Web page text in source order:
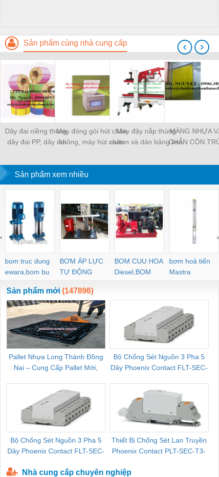
Sản phẩm cùng nhà cung cấp
Dây đai niềng thùng,
dây đai PP, dây đai
Máy đóng gói hút chân
không, máy hút chân
Máy đậy nắp thùng
carton và dán băng keo
MÀNG NHỰA
CHẮN CÔN
KHO LẠNH,
‹ ›
Sản phẩm xem nhiều
bom truc dung
ewara,bom bu
ewara
BƠM ÁP LỰC
TỰ ĐỘNG
BOM CUU HOA
Diesel,BOM
CHUA CHAY
bơm hoả tiển
Mastra
‹ ›
Sản phẩm mới (147896)
Pallet Nhựa Long Thành Đồng
Nai – Cung Cấp Pallet Mới,
Bộ Chống Sét Nguồn 3 Pha 5
Dây Phoenix Contact FLT-SEC-
Bộ Chống Sét Nguồn 3 Pha 5
Dây Phoenix Contact FLT-SEC-
Thiết Bị Chống Sét Lan Truyền
Phoenix Contact PLT-SEC-T3-
Nhà cung cấp chuyên nghiệp